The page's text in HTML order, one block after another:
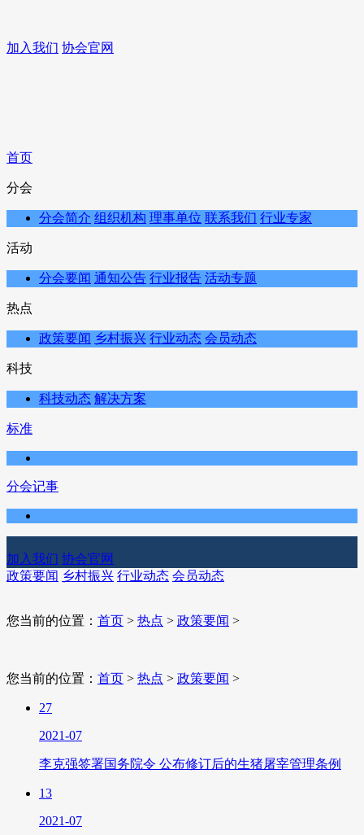
加入我们 协会官网
首页
分会
分会简介 组织机构 理事单位 联系我们 行业专家
活动
分会要闻 通知公告 行业报告 活动专题
热点
政策要闻 乡村振兴 行业动态 会员动态
科技
科技动态 解决方案
标准
分会记事
加入我们 协会官网
政策要闻 乡村振兴 行业动态 会员动态
您当前的位置： 首页 > 热点 > 政策要闻 >
您当前的位置： 首页 > 热点 > 政策要闻 >
27
2021-07
李克强签署国务院令 公布修订后的生猪屠宰管理条例
13
2021-07